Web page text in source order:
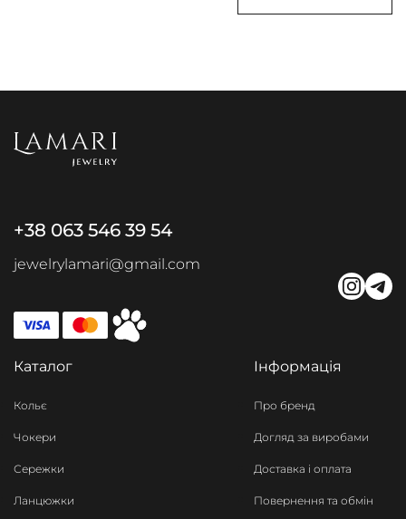
+38 063 546 39 54
jewelrylamari@gmail.com
Каталог
Кольє
Чокери
Сережки
Ланцюжки
Інформація
Про бренд
Догляд за виробами
Доставка і оплата
Повернення та обмін